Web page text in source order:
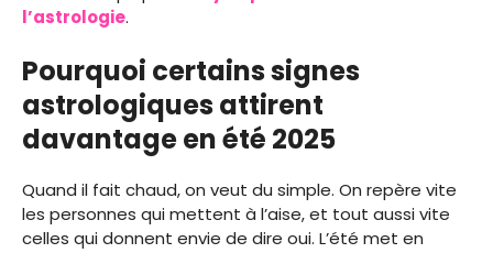
l’astrologie.
Pourquoi certains signes
astrologiques attirent
davantage en été 2025
Quand il fait chaud, on veut du simple. On repère vite
les personnes qui mettent à l’aise, et tout aussi vite
celles qui donnent envie de dire oui. L’été met en